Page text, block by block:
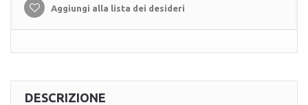
Aggiungi alla lista dei desideri
DESCRIZIONE